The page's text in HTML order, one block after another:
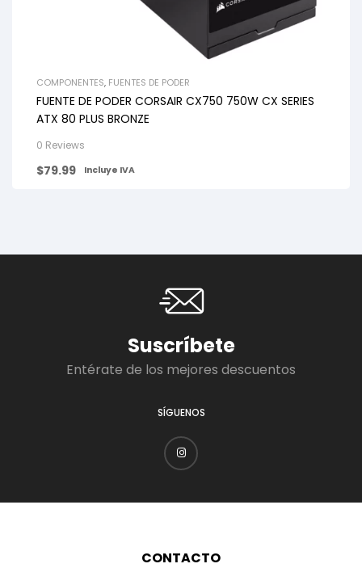
COMPONENTES, FUENTES DE PODER
FUENTE DE PODER CORSAIR CX750 750W CX SERIES
ATX 80 PLUS BRONZE
0 Reviews
$79.99 Incluye IVA
Suscríbete
Entérate de los mejores descuentos
SÍGUENOS
CONTACTO